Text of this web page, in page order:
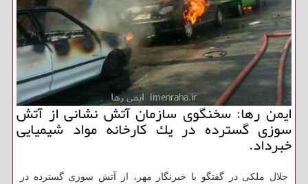
ایمن رها: سخنگوی سازمان آتش نشانی از آتش
سوزی گسترده در یك كارخانه مواد شیمیایی
خبرداد.
جلال ملكی در گفتگو با خبرنگار مهر، از آتش سوزی گسترده در